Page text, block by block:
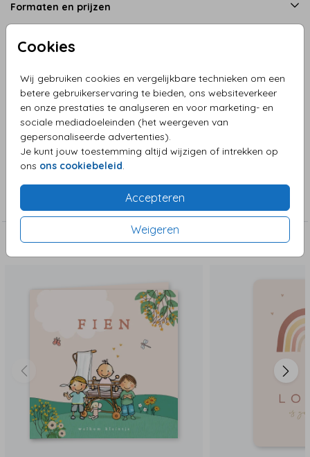
Cookies
Wij gebruiken cookies en vergelijkbare technieken om een
betere gebruikerservaring te bieden, ons websiteverkeer
en onze prestaties te analyseren en voor marketing- en
sociale mediadoeleinden (het weergeven van
gepersonaliseerde advertenties).
Je kunt jouw toestemming altijd wijzigen of intrekken op
ons ons cookiebeleid.
Accepteren
Weigeren
Formaten en prijzen
Omschrijving
Geboortekaart meisje en zusje in bakfiets goudfolie met
hartjes en prachtige achtergrond kleur. Wat een plaatje!